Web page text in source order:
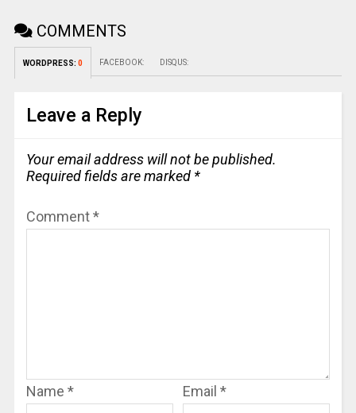
COMMENTS
WORDPRESS: 0 FACEBOOK: DISQUS:
Leave a Reply
Your email address will not be published.
Required fields are marked *
Comment*
Name * Email *